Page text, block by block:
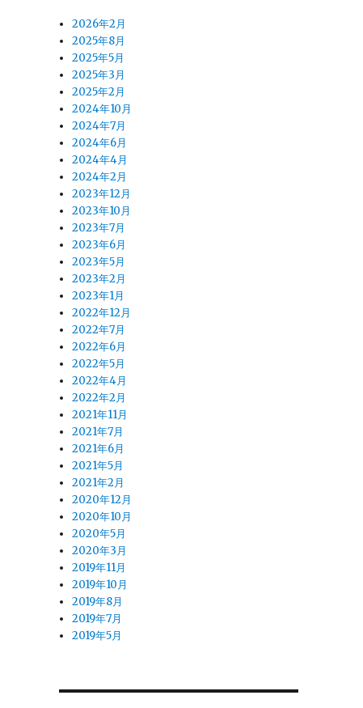
2026年2月
2025年8月
2025年5月
2025年3月
2025年2月
2024年10月
2024年7月
2024年6月
2024年4月
2024年2月
2023年12月
2023年10月
2023年7月
2023年6月
2023年5月
2023年2月
2023年1月
2022年12月
2022年7月
2022年6月
2022年5月
2022年4月
2022年2月
2021年11月
2021年7月
2021年6月
2021年5月
2021年2月
2020年12月
2020年10月
2020年5月
2020年3月
2019年11月
2019年10月
2019年8月
2019年7月
2019年5月